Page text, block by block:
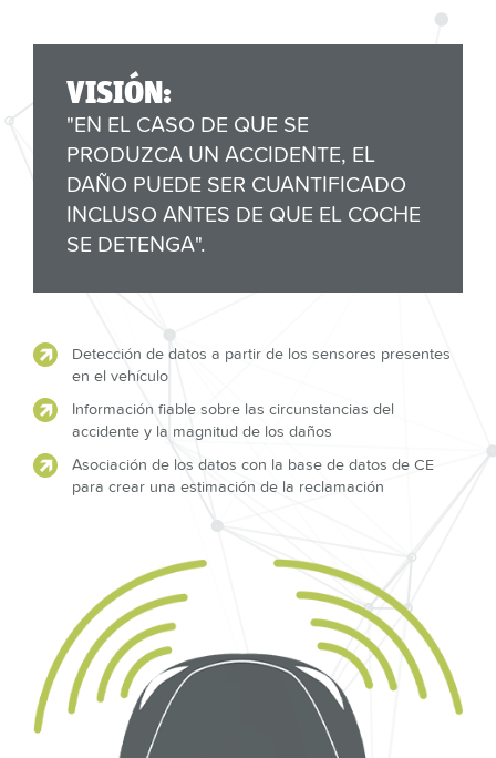
VISIÓN:
"EN EL CASO DE QUE SE
PRODUZCA UN ACCIDENTE, EL
DAÑO PUEDE SER CUANTIFICADO
INCLUSO ANTES DE QUE EL COCHE
SE DETENGA".
Detección de datos a partir de los sensores presentes
en el vehículo
Información fiable sobre las circunstancias del
accidente y la magnitud de los daños
Asociación de los datos con la base de datos de CE
para crear una estimación de la reclamación